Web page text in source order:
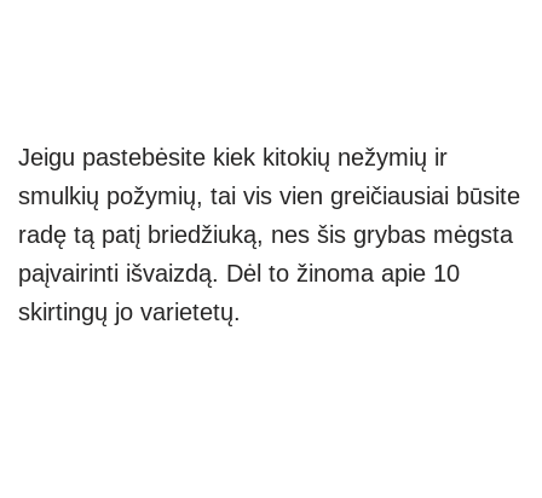
Jeigu pastebėsite kiek kitokių nežymių ir
smulkių požymių, tai vis vien greičiausiai būsite
radę tą patį briedžiuką, nes šis grybas mėgsta
paįvairinti išvaizdą. Dėl to žinoma apie 10
skirtingų jo varietetų.